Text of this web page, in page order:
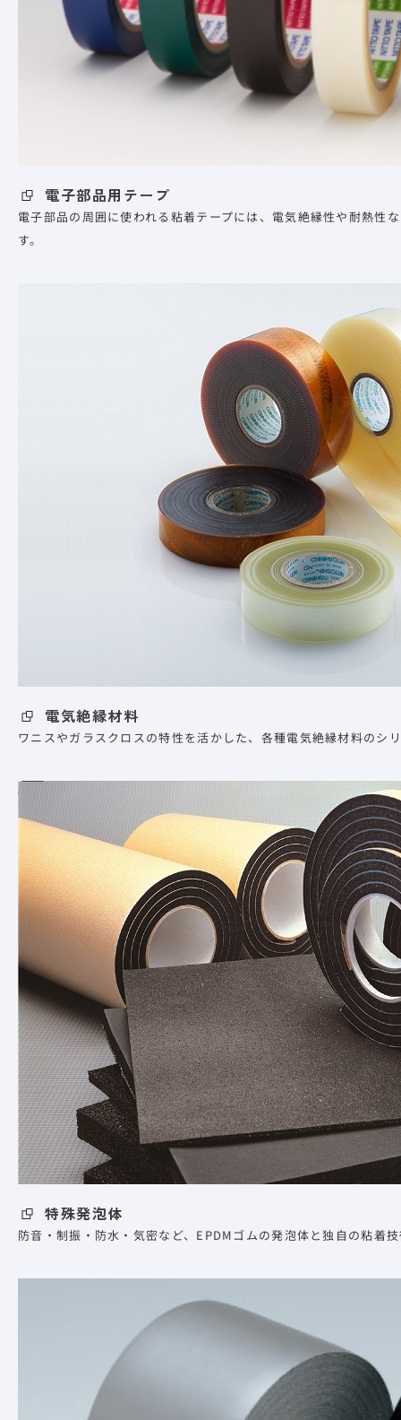
電子部品用テープ
電子部品の周囲に使われる粘着テープには、電気絶縁性や耐熱性
す。
電気絶縁材料
ワニスやガラスクロスの特性を活かした、各種電気絶縁材料のシ
特殊発泡体
防音・制振・防水・気密など、EPDMゴムの発泡体と独自の粘着